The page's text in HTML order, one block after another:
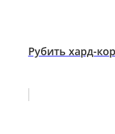
Рубить хард-